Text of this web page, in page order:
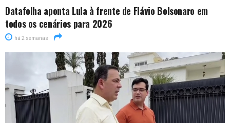
Datafolha aponta Lula à frente de Flávio Bolsonaro em
todos os cenários para 2026
há 2 semanas